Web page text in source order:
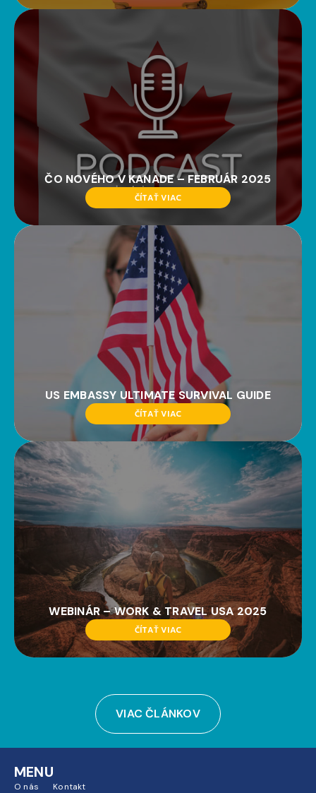
ČO NOVÉHO V KANADE – FEBRUÁR 2025
ČÍTAŤ VIAC
US EMBASSY ULTIMATE SURVIVAL GUIDE
ČÍTAŤ VIAC
WEBINÁR – WORK & TRAVEL USA 2025
ČÍTAŤ VIAC
VIAC ČLÁNKOV
MENU
O nás
Kontakt